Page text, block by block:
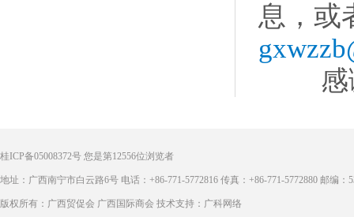
息，或
感谢
桂ICP备05008372号 您是第12556位浏览者
地址：广西南宁市白云路6号 电话：+86-771-5772816 传真：+86-771-5772880 邮编：
版权所有：广西贸促会 广西国际商会 技术支持：广科网络